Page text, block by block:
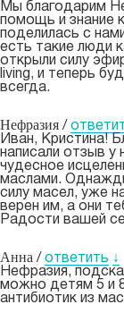
Мы благодарим
помощь и знание
поделилась с
есть такие люди
открыли силу
living, и теперь
всегда.
Нефразия /
Иван, Кристина!
написали отзыв у
чудесное
маслами.
силу масел, уже
верен им, а они
Радости вашей
Анна / ответить ↓
Нефразия,
можно детям 5 и
антибиотик из